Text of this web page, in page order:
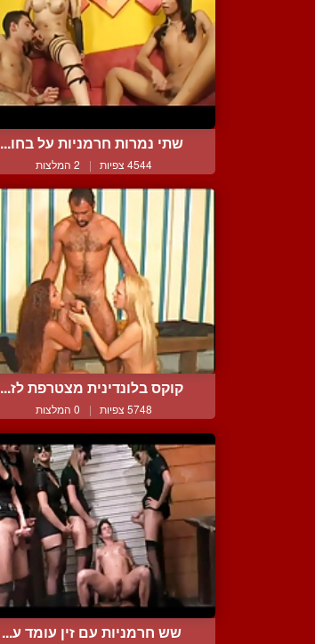
שתי נמרות חרמניות על בחו...
4544 צפיות | 2 המלצות
קוקס בלונדינית מצטרפת לז...
5748 צפיות | 0 המלצות
שש חרמניות עם זין עומד ע...